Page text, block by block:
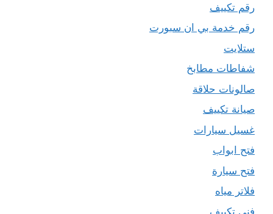
رقم تكييف
رقم خدمة بي ان سبورت
ستلايت
شفاطات مطابخ
صالونات حلاقة
صيانة تكييف
غسيل سيارات
فتح ابواب
فتح سيارة
فلاتر مياه
فني تكييف